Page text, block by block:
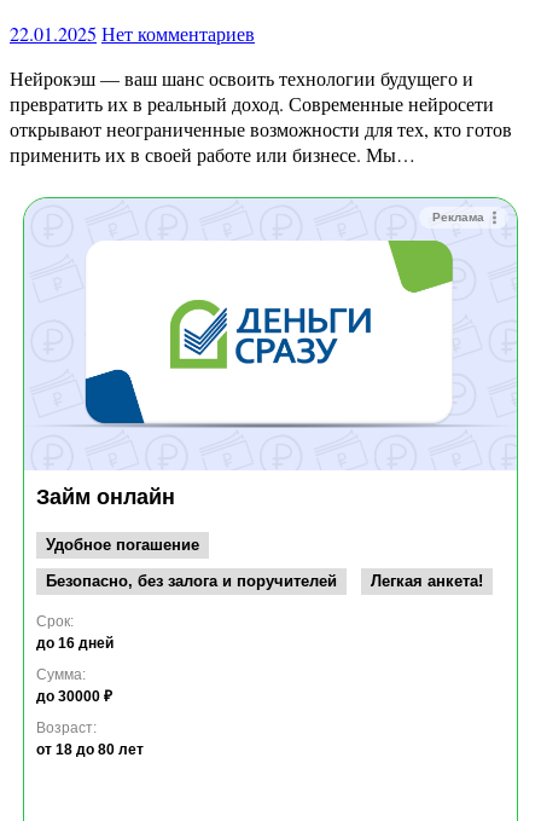
22.01.2025 Нет комментариев
Нейрокэш — ваш шанс освоить технологии будущего и
превратить их в реальный доход. Современные нейросети
открывают неограниченные возможности для тех, кто готов
применить их в своей работе или бизнесе. Мы…
Реклама
Займ онлайн
Удобное погашение
Безопасно, без залога и поручителей
Легкая анкета!
Срок:
до 16 дней
Сумма:
до 30000 ₽
Возраст:
от 18 до 80 лет